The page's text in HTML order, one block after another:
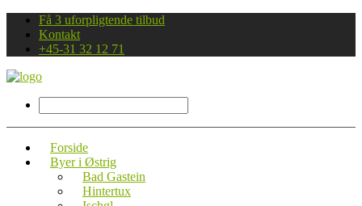
Få 3 uforpligtende tilbud
Kontakt
+45-31 32 12 71
Forside
Byer i Østrig
Bad Gastein
Hintertux